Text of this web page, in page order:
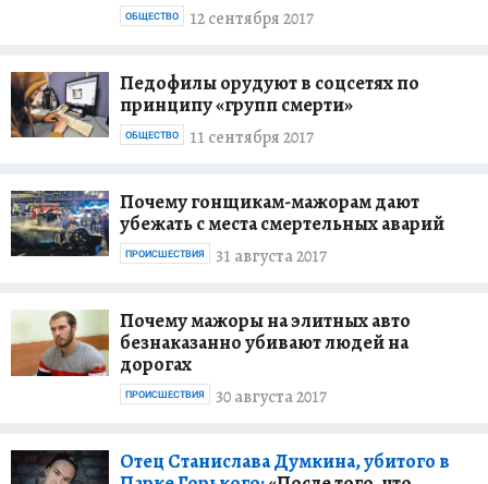
12 сентября 2017
ОБЩЕСТВО
Педофилы орудуют в соцсетях по
принципу «групп смерти»
11 сентября 2017
ОБЩЕСТВО
Почему гонщикам-мажорам дают
убежать с места смертельных аварий
31 августа 2017
ПРОИСШЕСТВИЯ
Почему мажоры на элитных авто
безнаказанно убивают людей на
дорогах
30 августа 2017
ПРОИСШЕСТВИЯ
Отец Станислава Думкина, убитого в